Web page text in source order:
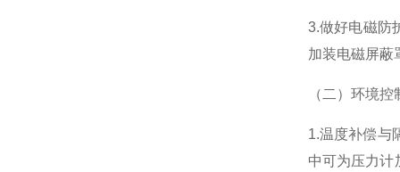
3.做好电磁防
加装电磁屏蔽
（二）环境控
1.温度补偿与
中可为压力计